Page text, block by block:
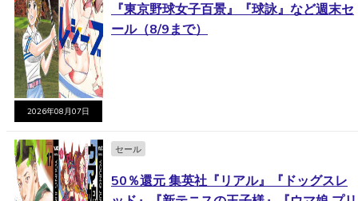
2026年08月07日
『東京野球女子百景』『球詠』など週末セ
ール（8/9まで）
セール
50％還元 集英社『リアル』『ドッグスレ